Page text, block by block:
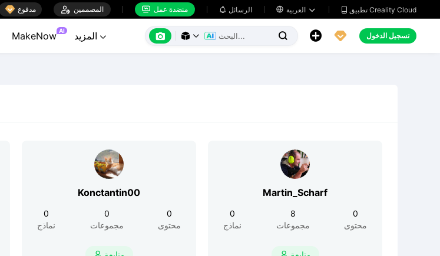
 مدفوع  المصممين  منضدة عمل  الرسائل    تطبيق Creality Cloud
MakeNow AI
       تسجيل الدخول
Konctantin00
0
نماذج
0
مجموعات
0
محتوى
Martin_Scharf
0
نماذج
8
مجموعات
0
محتوى